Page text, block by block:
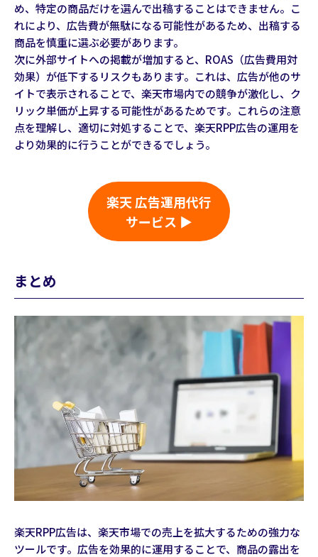
め、特定の商品だけを選んで出稿することはできません。こ
れにより、広告費が無駄になる可能性があるため、出稿する
商品を慎重に選ぶ必要があります。
次に外部サイトへの掲載が増加すると、ROAS（広告費用対
効果）が低下するリスクもあります。これは、広告が他のサ
イトで表示されることで、楽天市場内での競争が激化し、ク
リック単価が上昇する可能性があるためです。これらの注意
点を理解し、適切に対処することで、楽天RPP広告の運用を
より効果的に行うことができるでしょう。
楽天 広告運用代行
サービス ▶
まとめ
楽天RPP広告は、楽天市場での売上を拡大するための強力な
ツールです。広告を効果的に運用することで、商品の露出を